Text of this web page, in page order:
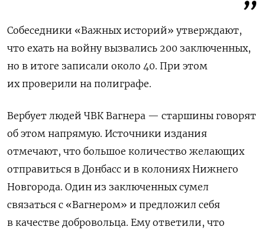
Собеседники «Важных историй» утверждают,
что ехать на войну вызвались 200 заключенных,
но в итоге записали около 40. При этом
их проверили на полиграфе.
Вербует людей ЧВК Вагнера — старшины говорят
об этом напрямую. Источники издания
отмечают, что большое количество желающих
отправиться в Донбасс и в колониях Нижнего
Новгорода. Один из заключенных сумел
связаться с «Вагнером» и предложил себя
в качестве добровольца. Ему ответили, что